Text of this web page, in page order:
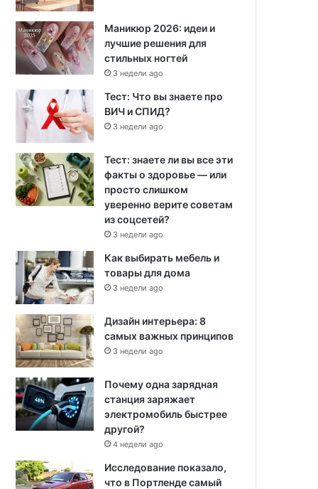
Маникюр 2026: идеи и
лучшие решения для
стильных ногтей
3 недели ago
Тест: Что вы знаете про
ВИЧ и СПИД?
3 недели ago
Тест: знаете ли вы все эти
факты о здоровье — или
просто слишком
уверенно верите советам
из соцсетей?
3 недели ago
Как выбирать мебель и
товары для дома
3 недели ago
Дизайн интерьера: 8
самых важных принципов
3 недели ago
Почему одна зарядная
станция заряжает
электромобиль быстрее
другой?
4 недели ago
Исследование показало,
что в Портленде самый